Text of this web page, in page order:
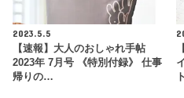
2023.5.5
【速報】大人のおしゃれ手帖
2023年 7月号 《特別付録》 仕事
帰りの…